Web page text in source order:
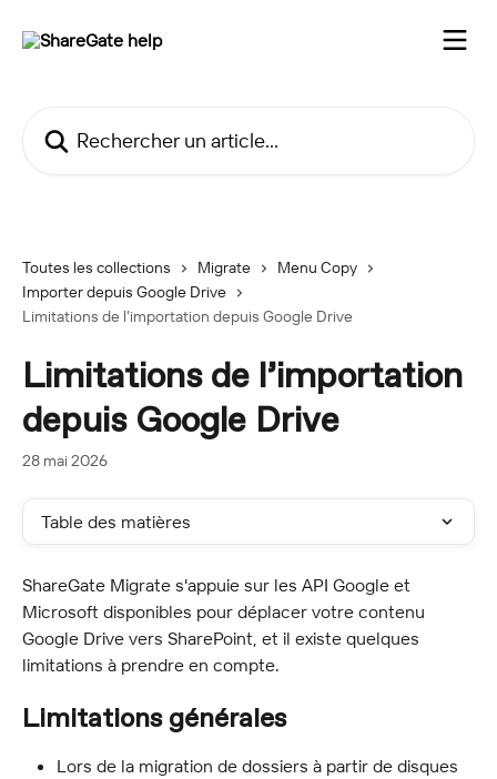
Toutes les collections Migrate
Menu Copy
Importer depuis Google Drive
Limitations de l’importation depuis Google Drive
Limitations de l’importation
depuis Google Drive
28 mai 2026
Table des matières
ShareGate Migrate s'appuie sur les API Google et
Microsoft disponibles pour déplacer votre contenu
Google Drive vers SharePoint, et il existe quelques
limitations à prendre en compte.
Limitations générales
Lors de la migration de dossiers à partir de disques